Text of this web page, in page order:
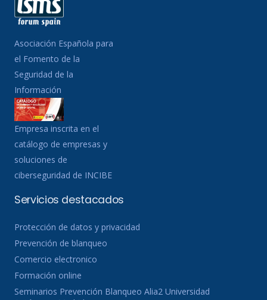
Asociación Española para
el Fomento de la
Seguridad de la
Información
Empresa inscrita en el
catálogo de empresas y
soluciones de
ciberseguridad de INCIBE
Servicios destacados
Protección de datos y privacidad
Prevención de blanqueo
Comercio electronico
Formación online
Seminarios Prevención Blanqueo Alia2 Universidad